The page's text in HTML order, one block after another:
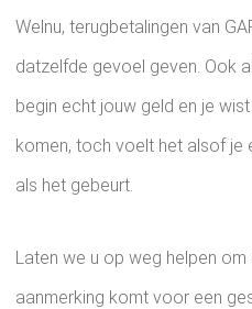
Welnu, terugbetalingen van
datzelfde gevoel geven. Ook
begin echt jouw geld en je
komen, toch voelt het alsof je
als het gebeurt.
Laten we u op weg helpen
aanmerking komt voor een